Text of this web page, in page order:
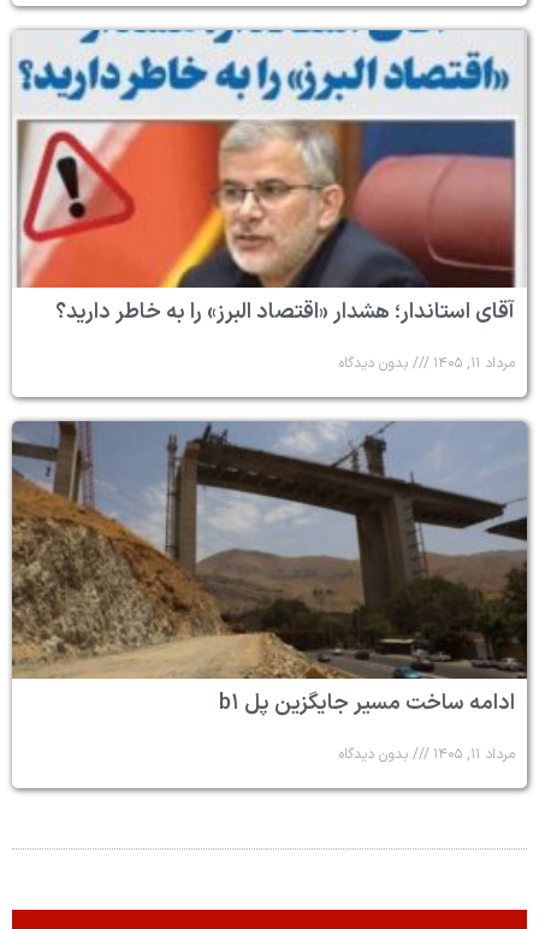
آقای استاندار؛ هشدار «اقتصاد البرز» را به خاطر دارید؟
مرداد ۱۱, ۱۴۰۵ بدون دیدگاه
ادامه ساخت مسیر جایگزین پل b۱
مرداد ۱۱, ۱۴۰۵ بدون دیدگاه